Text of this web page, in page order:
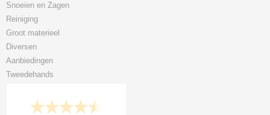
Snoeien en Zagen
Reiniging
Groot materieel
Diversen
Aanbiedingen
Tweedehands